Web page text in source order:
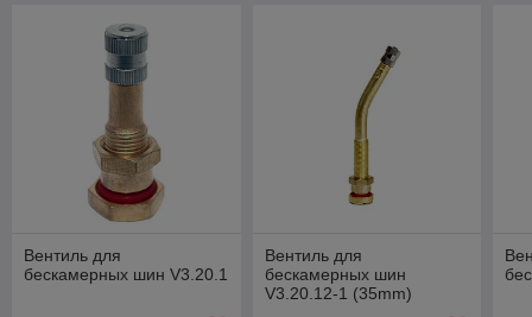
Вентиль для
бескамерных шин V3.20.1
Вентиль для
бескамерных шин
V3.20.12-1 (35mm)